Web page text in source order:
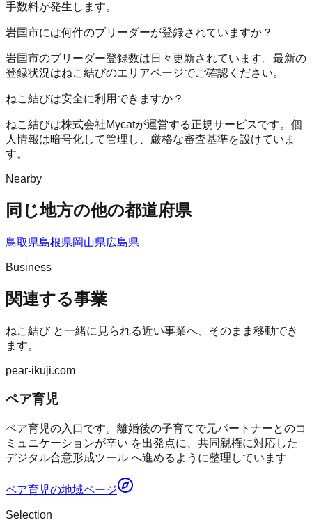
手数料が発生します。
岩国市には何件のブリーダーが登録されていますか？
岩国市のブリーダー登録数は日々更新されています。最新の
登録状況はねこ結びのエリアページでご確認ください。
ねこ結びは安全に利用できますか？
ねこ結びは株式会社Mycatが運営する正規サービスです。個
人情報は暗号化して管理し、厳格な審査基準を設けていま
す。
Nearby
同じ地方の他の都道府県
鳥取県島根県岡山県広島県
Business
関連する事業
ねこ結びと一緒に見られる近い事業へ、そのまま移動でき
ます。
pear-ikuji.com
ペア育児
ペア育児の入口です。離婚後の子育てで元パートナーとのコ
ミュニケーションが辛い を出発点に、共同親権に対応した
デジタル合意形成ツール へ進めるように整理しています
ペア育児の地域ページ
Selection